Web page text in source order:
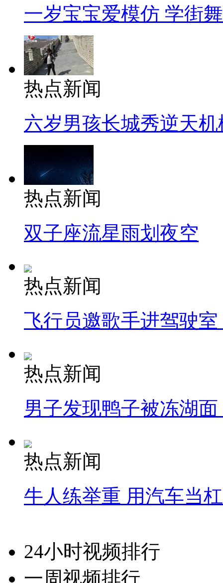
一岁宝宝爱模仿 学街
热点新闻
六岁男孩长城秀逆天机
热点新闻
双子座流星雨划夜空
热点新闻
飞行员邀歌手进驾驶
热点新闻
男子发现鸭子被冻湖
热点新闻
牛人练举重 用汽车当
24小时视频排行
一周视频排行